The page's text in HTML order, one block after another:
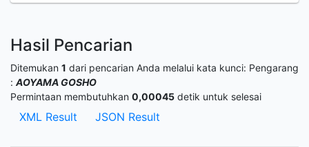
Hasil Pencarian
Ditemukan 1 dari pencarian Anda melalui kata kunci: Pengarang
: AOYAMA GOSHO
Permintaan membutuhkan 0,00045 detik untuk selesai
XML Result JSON Result